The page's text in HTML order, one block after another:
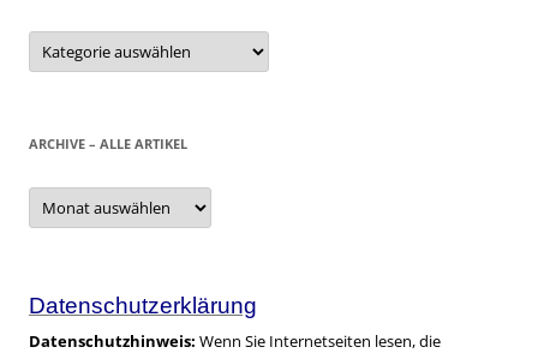
Kategorien
ARCHIVE – ALLE ARTIKEL
Archive
alle
Datenschutzerklärung
Datenschutzhinweis: Wenn Sie Internetseiten lesen, die